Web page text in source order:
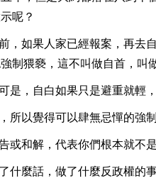
呢？
，如果人家已經報案，再去
制猥褻，這不叫做自首，叫
是，自白如果只是避重就輕
所以覺得可以肆無忌憚的強
或和解，代表你們根本就不
什麼話，做了什麼反政權的